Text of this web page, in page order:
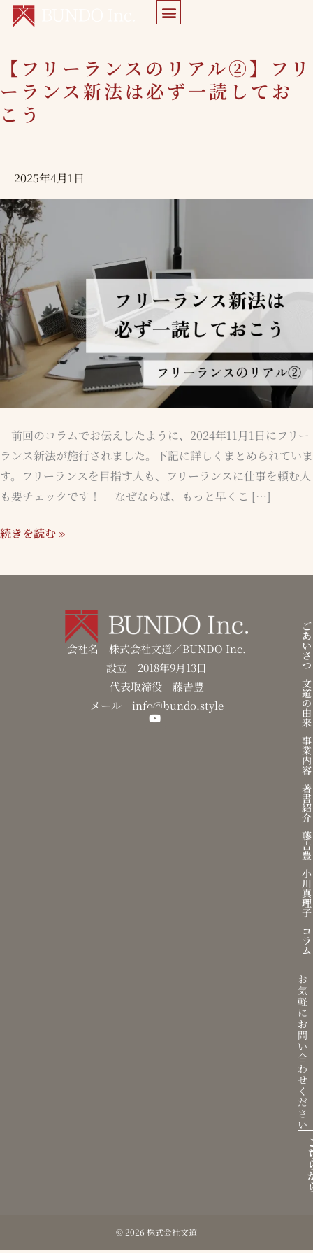
キ
ッ
【フリーランスのリアル②】フリ
ーランス新法は必ず一読してお
こう
2025年4月1日
前回のコラムでお伝えしたように、2024年11月1日にフリー
ランス新法が施行されました。下記に詳しくまとめられていま
す。フリーランスを目指す人も、フリーランスに仕事を頼む人
も要チェックです！ なぜならば、もっと早くこ […]
【フ
ー
ラ
リ
ア
ル
②】
フ
リ
ー
ラ
ン
新
は
必
ず
読
て
続きを読む »
会社名 株式会社文道／BUNDO Inc.
設立 2018年9月13日
代表取締役 藤𠮷豊
メール info@bundo.style
Y
ご
あ
い
さ
つ
文
道
の
由
来
事
業
内
容
著
書
紹
介
藤
𠮷
豊
小
川
真
理
子
コ
ラ
ム
お
気
軽
に
お
問
い
合
わ
せ
く
だ
さ
い
© 2026 株式会社文道